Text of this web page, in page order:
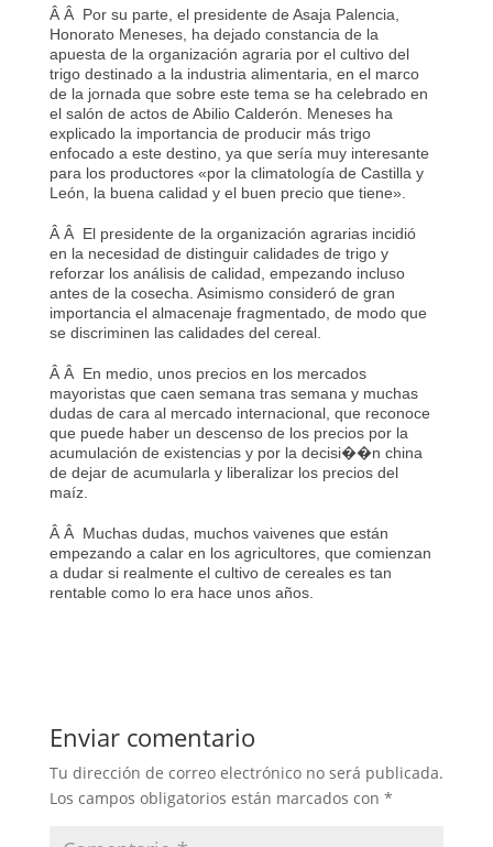
Â Â Por su parte, el presidente de Asaja Palencia,
Honorato Meneses, ha dejado constancia de la
apuesta de la organización agraria por el cultivo del
trigo destinado a la industria alimentaria, en el marco
de la jornada que sobre este tema se ha celebrado en
el salón de actos de Abilio Calderón. Meneses ha
explicado la importancia de producir más trigo
enfocado a este destino, ya que sería muy interesante
para los productores «por la climatología de Castilla y
León, la buena calidad y el buen precio que tiene».
Â Â El presidente de la organización agrarias incidió
en la necesidad de distinguir calidades de trigo y
reforzar los análisis de calidad, empezando incluso
antes de la cosecha. Asimismo consideró de gran
importancia el almacenaje fragmentado, de modo que
se discriminen las calidades del cereal.
Â Â En medio, unos precios en los mercados
mayoristas que caen semana tras semana y muchas
dudas de cara al mercado internacional, que reconoce
que puede haber un descenso de los precios por la
acumulación de existencias y por la decisi��n china
de dejar de acumularla y liberalizar los precios del
maíz.
Â Â Muchas dudas, muchos vaivenes que están
empezando a calar en los agricultores, que comienzan
a dudar si realmente el cultivo de cereales es tan
rentable como lo era hace unos años.
Enviar comentario
Tu dirección de correo electrónico no será publicada.
Los campos obligatorios están marcados con *